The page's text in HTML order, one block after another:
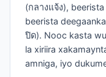
(กลางแจ้ง),
beerista
ปิด). Nooc kasta
la xiriira
amniga, iyo